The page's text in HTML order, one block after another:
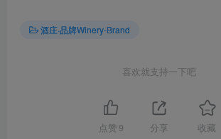
酒庄·品牌Winery-Brand
喜欢就支持一下吧
点赞 9 分享 收藏